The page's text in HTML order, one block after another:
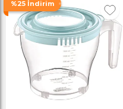
%25 İndirim